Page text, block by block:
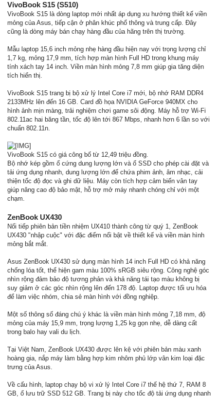
VivoBook S15 (S510)
VivoBook S15 là dòng laptop mới nhất áp dụng xu hướng thiết kế viền
mỏng của Asus, tiếp cận ở phân khúc phổ thông và trung cấp. Đây
cũng là dòng máy bán chạy hàng đầu của hãng trên thị trường.
Mẫu laptop 15,6 inch mỏng nhẹ hàng đầu hiện nay với trọng lượng chỉ
1,7 kg, mỏng 17,9 mm, tích hợp màn hình Full HD trong khung máy
tính xách tay 14 inch. Viền màn hình mỏng 7,8 mm giúp gia tăng diện
tích hiển thị.
VivoBook S15 trang bị bộ xử lý Intel Core i7 mới, bộ nhớ RAM DDR4
2133MHz lên đến 16 GB. Card đồ họa NVIDIA GeForce 940MX cho
hình ảnh mịn màng, trải nghiệm chơi game sôi động. Máy hỗ trợ Wi-Fi
802.11ac hai băng tần, tốc độ lên tới 867 Mbps, nhanh hơn 6 lần so với
chuẩn 802.11n.
VivoBook S15 có giá công bố từ 12,49 triệu đồng.
Bộ nhớ kép gồm ổ cứng dung lượng lớn và ổ SSD cho phép cài đặt và
tải ứng dụng nhanh, dung lượng lớn để chứa phim ảnh, âm nhạc, cải
thiện tốc độ đọc và ghi dữ liệu. Máy còn tích hợp cảm biến vân tay
giúp nâng cao độ bảo mật, hỗ trợ mở máy nhanh chóng chỉ với một
chạm.
ZenBook UX430
Nối tiếp phiên bản tiền nhiệm UX410 thành công từ quý 1, ZenBook
UX430 "nhập cuộc" với đặc điểm nổi bật về thiết kế và viền màn hình
mỏng bắt mắt.
Asus ZenBook UX430 sử dụng màn hình 14 inch Full HD có khả năng
chống lóa tốt, thể hiện gam màu 100% sRGB siêu rộng. Công nghệ góc
nhìn rộng đảm bảo độ tương phản và khả năng tái tạo màu không bị
suy giảm ở các góc nhìn rộng lên đến 178 độ. Laptop được tối ưu hóa
để làm việc nhóm, chia sẻ màn hình với đồng nghiệp.
Một số thông số đáng chú ý khác là viền màn hình mỏng 7,18 mm, độ
mỏng của máy 15,9 mm, trọng lượng 1,25 kg gọn nhẹ, dễ dàng cất
trong balo hay vali du lịch.
Tại Việt Nam, ZenBook UX430 được lên kệ với phiên bản màu xanh
hoàng gia, nắp máy làm bằng hợp kim nhôm phủ lớp vân kim loại đặc
trưng của Asus.
Về cấu hình, laptop chạy bộ vi xử lý Intel Core i7 thế hệ thứ 7, RAM 8
GB, ổ lưu trữ SSD 512 GB. Trang bị này cho tốc độ tải ứng dụng nhanh